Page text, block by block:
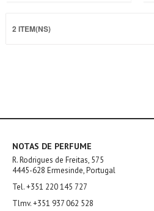
2 ITEM(NS)
NOTAS DE PERFUME
R. Rodrigues de Freitas, 575
4445-628 Ermesinde, Portugal
Tel. +351 220 145 727
Tlmv. +351 937 062 528